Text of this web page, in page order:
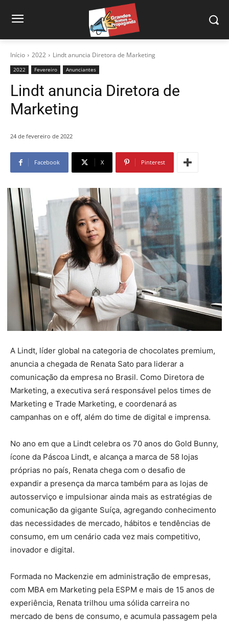
Início 2022 Lindt anuncia Diretora de Marketing
2022 Fevereiro Anunciantes
Lindt anuncia Diretora de
Marketing
24 de fevereiro de 2022
Facebook X Pinterest
A Lindt, líder global na categoria de chocolates premium,
anuncia a chegada de Renata Sato para liderar a
comunicação da empresa no Brasil. Como Diretora de
Marketing, a executiva será responsável pelos times de
Marketing e Trade Marketing, e coordenará as
campanhas on e off, além do time de digital e imprensa.
No ano em que a Lindt celebra os 70 anos do Gold Bunny,
ícone da Páscoa Lindt, e alcança a marca de 58 lojas
próprias no país, Renata chega com o desafio de
expandir a presença da marca também para as lojas de
autosserviço e impulsionar ainda mais as estratégias de
comunicação da gigante Suíça, agregando conhecimento
das necessidades de mercado, hábitos e tendências de
consumo, em um cenário cada vez mais competitivo,
inovador e digital.
Formada no Mackenzie em administração de empresas,
com MBA em Marketing pela ESPM e mais de 15 anos de
experiência, Renata trilhou uma sólida carreira no
mercado de bens de consumo, e acumula passagem pela